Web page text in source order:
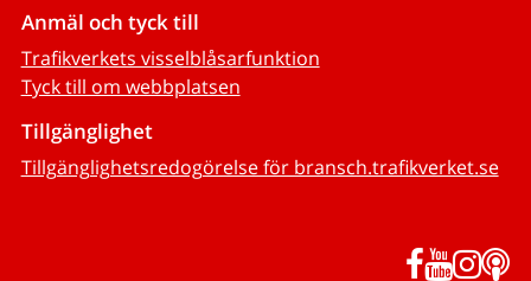
Anmäl och tyck till
Trafikverkets visselblåsarfunktion
Tyck till om webbplatsen
Tillgänglighet
Tillgänglighetsredogörelse för bransch.trafikverket.se
Facebook
YouTube